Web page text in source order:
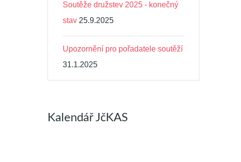
Soutěže družstev 2025 - konečný
stav 25.9.2025
Upozornění pro pořadatele soutěží
31.1.2025
Kalendář JčKAS